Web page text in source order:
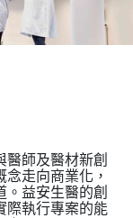
師及醫材新創
走向商業化，
。益安生醫的創
際執行專案的能